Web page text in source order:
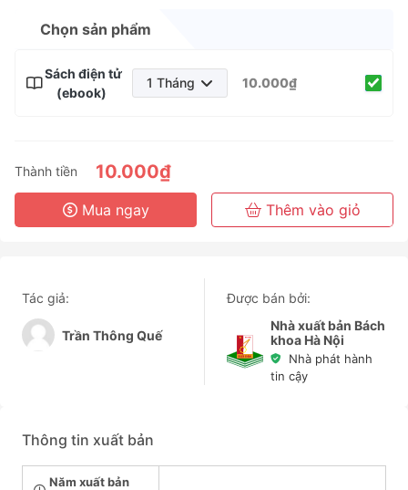
Chọn sản phẩm
Sách điện tử
(ebook)
1 Tháng
6 Tháng
3 Năm
10.000₫
Thành tiền 10.000₫
Mua ngay Thêm vào giỏ
Tác giả:
Trần Thông Quế
Được bán bởi:
Nhà xuất bản Bách
khoa Hà Nội
Nhà phát hành
tin cậy
Thông tin xuất bản
Năm xuất bản